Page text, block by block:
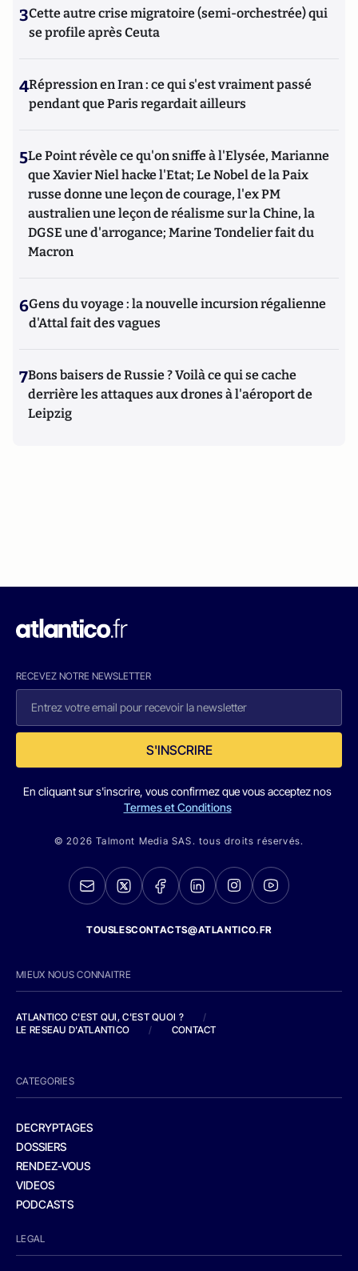
3Cette autre crise migratoire (semi-orchestrée) qui
se profile après Ceuta
4Répression en Iran : ce qui s'est vraiment passé
pendant que Paris regardait ailleurs
5Le Point révèle ce qu'on sniffe à l'Elysée, Marianne
que Xavier Niel hacke l'Etat; Le Nobel de la Paix
russe donne une leçon de courage, l'ex PM
australien une leçon de réalisme sur la Chine, la
DGSE une d'arrogance; Marine Tondelier fait du
Macron
6Gens du voyage : la nouvelle incursion régalienne
d'Attal fait des vagues
7Bons baisers de Russie ? Voilà ce qui se cache
derrière les attaques aux drones à l'aéroport de
Leipzig
RECEVEZ NOTRE NEWSLETTER
S'INSCRIRE
En cliquant sur s'inscrire, vous confirmez que vous acceptez nos
Termes et Conditions
© 2026 Talmont Media SAS. tous droits réservés.
TOUSLESCONTACTS@ATLANTICO.FR
MIEUX NOUS CONNAITRE
ATLANTICO C'EST QUI, C'EST QUOI ?
/
LE RESEAU D'ATLANTICO
/ CONTACT
CATEGORIES
DECRYPTAGES
DOSSIERS
RENDEZ-VOUS
VIDEOS
PODCASTS
LEGAL